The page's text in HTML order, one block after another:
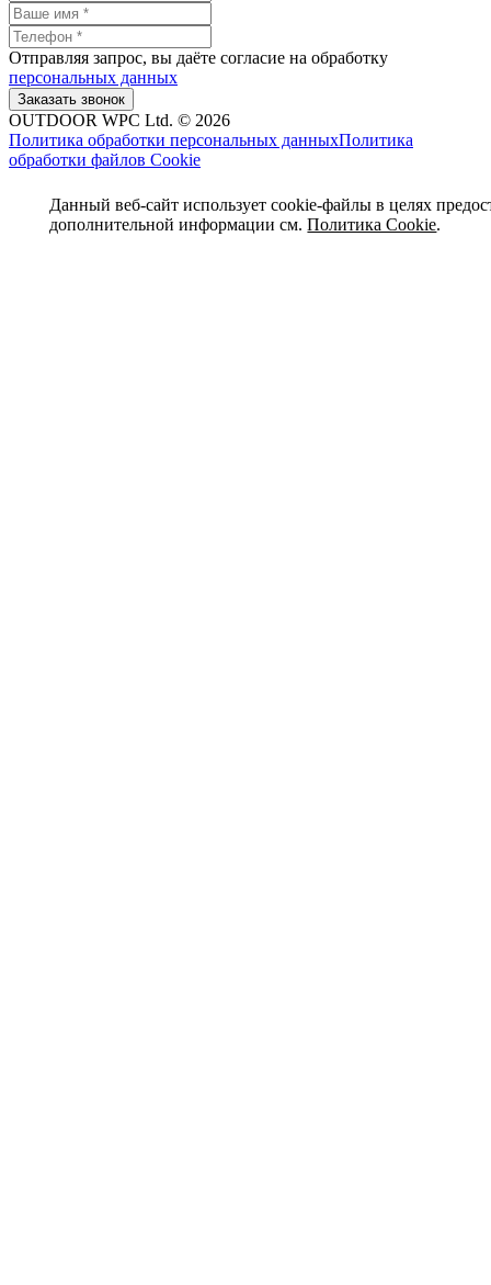
Отправляя запрос, вы даёте согласие на обработку
персональных данных
OUTDOOR WPC Ltd. © 2026
Политика обработки персональных данныхПолитика
обработки файлов Cookie
Данный веб-сайт использует cookie-файлы в целях
дополнительной информации см.Политика Cookie.